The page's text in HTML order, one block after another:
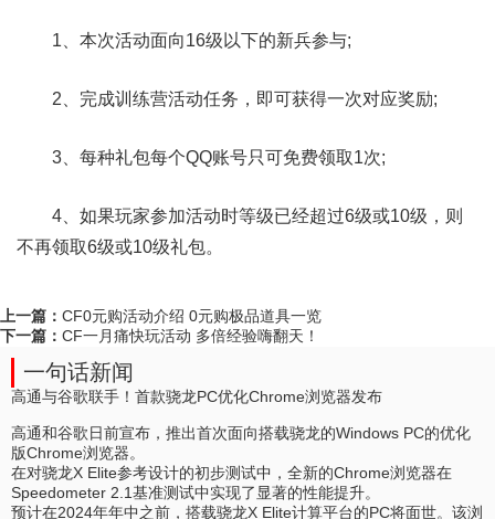
1、本次活动面向16级以下的新兵参与;
2、完成训练营活动任务，即可获得一次对应奖励;
3、每种礼包每个QQ账号只可免费领取1次;
4、如果玩家参加活动时等级已经超过6级或10级，则
不再领取6级或10级礼包。
上一篇： CF0元购活动介绍 0元购极品道具一览
下一篇： CF一月痛快玩活动 多倍经验嗨翻天！
一句话新闻
高通与谷歌联手！首款骁龙PC优化Chrome浏览器发布
高通和谷歌日前宣布，推出首次面向搭载骁龙的Windows PC的优化
版Chrome浏览器。
在对骁龙X Elite参考设计的初步测试中，全新的Chrome浏览器在
Speedometer 2.1基准测试中实现了显著的性能提升。
预计在2024年年中之前，搭载骁龙X Elite计算平台的PC将面世。该浏